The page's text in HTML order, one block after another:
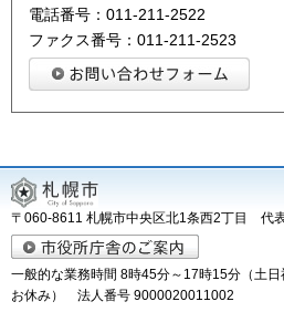
電話番号：011-211-2522
ファクス番号：011-211-2523
〒060-8611 札幌市中央区北1条西2丁目 代
一般的な業務時間 8時45分～17時15分（土
お休み） 法人番号 9000020011002